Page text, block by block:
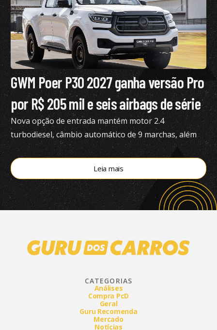
GWM Poer P30 2027 ganha versão Pro
por R$ 205 mil e seis airbags de série
Nova opção de entrada mantém motor 2.4
turbodiesel, câmbio automático de 9 marchas, além
de tração 4×4
Leia mais
CATEGORIAS
Análises
Compra PcD
Geral
Guru Recomenda
Mercado
Notícias